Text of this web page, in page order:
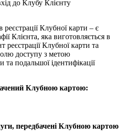
до Клубу Клієнту
Клубної карти – є
Клієнта, яка виготовляється в
Клубної карти та
доступу з метою
та подальшої ідентифікації
Клубною картою:
передбачені Клубною картою